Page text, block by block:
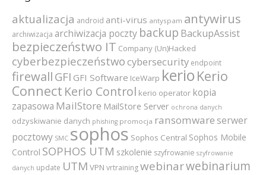
aktualizacja android anti-virus antyspam antywirus
archiwizacja archiwizacja poczty backup BackupAssist
bezpieczeństwo IT Company (Un)Hacked
cyberbezpieczeństwocybersecurity endpoint
firewall GFI GFI Software IceWarp kerio Kerio
Connect Kerio Control kerio operator kopia
zapasowa MailStore MailStore Server ochrona danych
odzyskiwanie danych phishing promocja ransomware serwer
pocztowy SMC sophos Sophos Central Sophos Mobile
Control SOPHOS UTM szkolenie szyfrowanie szyfrowanie
danych update UTM VPN vrtrainingwebinarwebinarium